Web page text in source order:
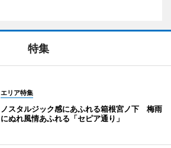
特集
エリア特集
ノスタルジック感にあふれる箱根宮ノ下 梅雨
にぬれ風情あふれる「セピア通り」